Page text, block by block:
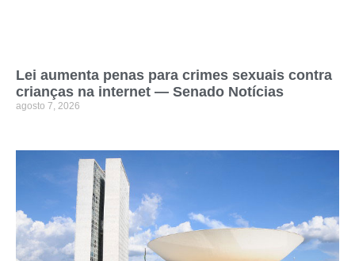
Lei aumenta penas para crimes sexuais contra
crianças na internet — Senado Notícias
agosto 7, 2026